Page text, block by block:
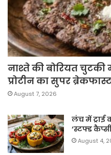
नाश्ते की बोरियत
प्रोटीन का सुपर ब्रेकफास्ट
August 7, 2026
लंच में
‘स्टफ्ड
August 4,